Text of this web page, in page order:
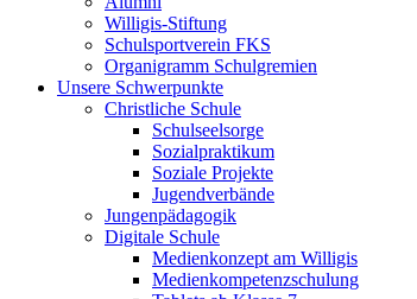
Willigis-Stiftung
Schulsportverein FKS
Organigramm Schulgremien
Unsere Schwerpunkte
Christliche Schule
Schulseelsorge
Sozialpraktikum
Soziale Projekte
Jugendverbände
Jungenpädagogik
Digitale Schule
Medienkonzept am Willigis
Medienkompetenzschulung